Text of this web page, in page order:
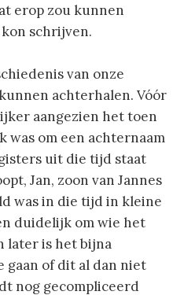
erop zou kunnen
schrijven.
van onze
achterhalen. Vóór
aangezien het toen
om een achternaam
uit die tijd staat
Jan, zoon van Jannes
was in die tijd in kleine
duidelijk om wie het
later is het bijna
gaan of dit al dan niet
nog gecompliceerd